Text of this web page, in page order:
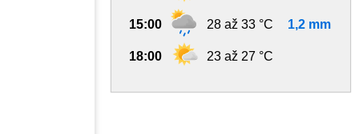
15:00 28 až 33 °C 1,2 mm
18:00 23 až 27 °C